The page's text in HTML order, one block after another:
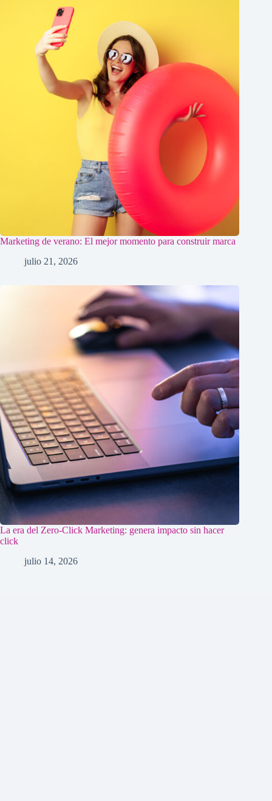
Marketing de verano: El mejor momento para construir marca
julio 21, 2026
La era del Zero-Click Marketing: genera impacto sin hacer
click
julio 14, 2026